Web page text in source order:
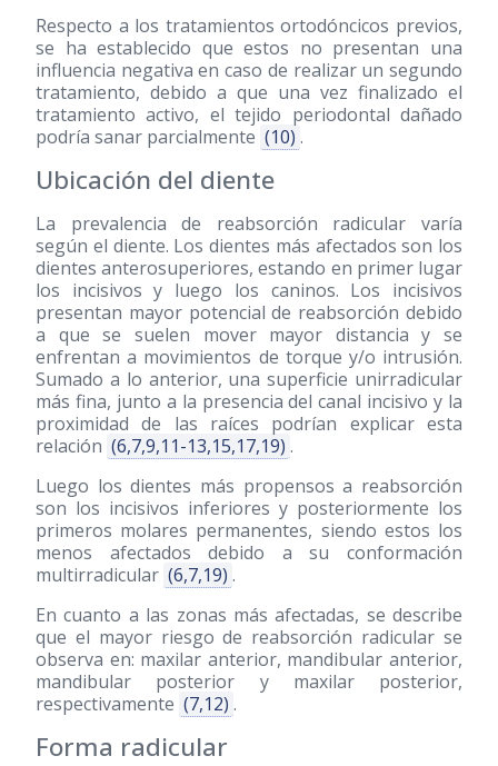
Respecto a los tratamientos ortodóncicos previos,
se ha establecido que estos no presentan una
influencia negativa en caso de realizar un segundo
tratamiento, debido a que una vez finalizado el
tratamiento activo, el tejido periodontal dañado
podría sanar parcialmente (10) .
Ubicación del diente
La prevalencia de reabsorción radicular varía
según el diente. Los dientes más afectados son los
dientes anterosuperiores, estando en primer lugar
los incisivos y luego los caninos. Los incisivos
presentan mayor potencial de reabsorción debido
a que se suelen mover mayor distancia y se
enfrentan a movimientos de torque y/o intrusión.
Sumado a lo anterior, una superficie unirradicular
más fina, junto a la presencia del canal incisivo y la
proximidad de las raíces podrían explicar esta
relación (6,7,9,11-13,15,17,19) .
Luego los dientes más propensos a reabsorción
son los incisivos inferiores y posteriormente los
primeros molares permanentes, siendo estos los
menos afectados debido a su conformación
multirradicular (6,7,19) .
En cuanto a las zonas más afectadas, se describe
que el mayor riesgo de reabsorción radicular se
observa en: maxilar anterior, mandibular anterior,
mandibular posterior y maxilar posterior,
respectivamente (7,12) .
Forma radicular